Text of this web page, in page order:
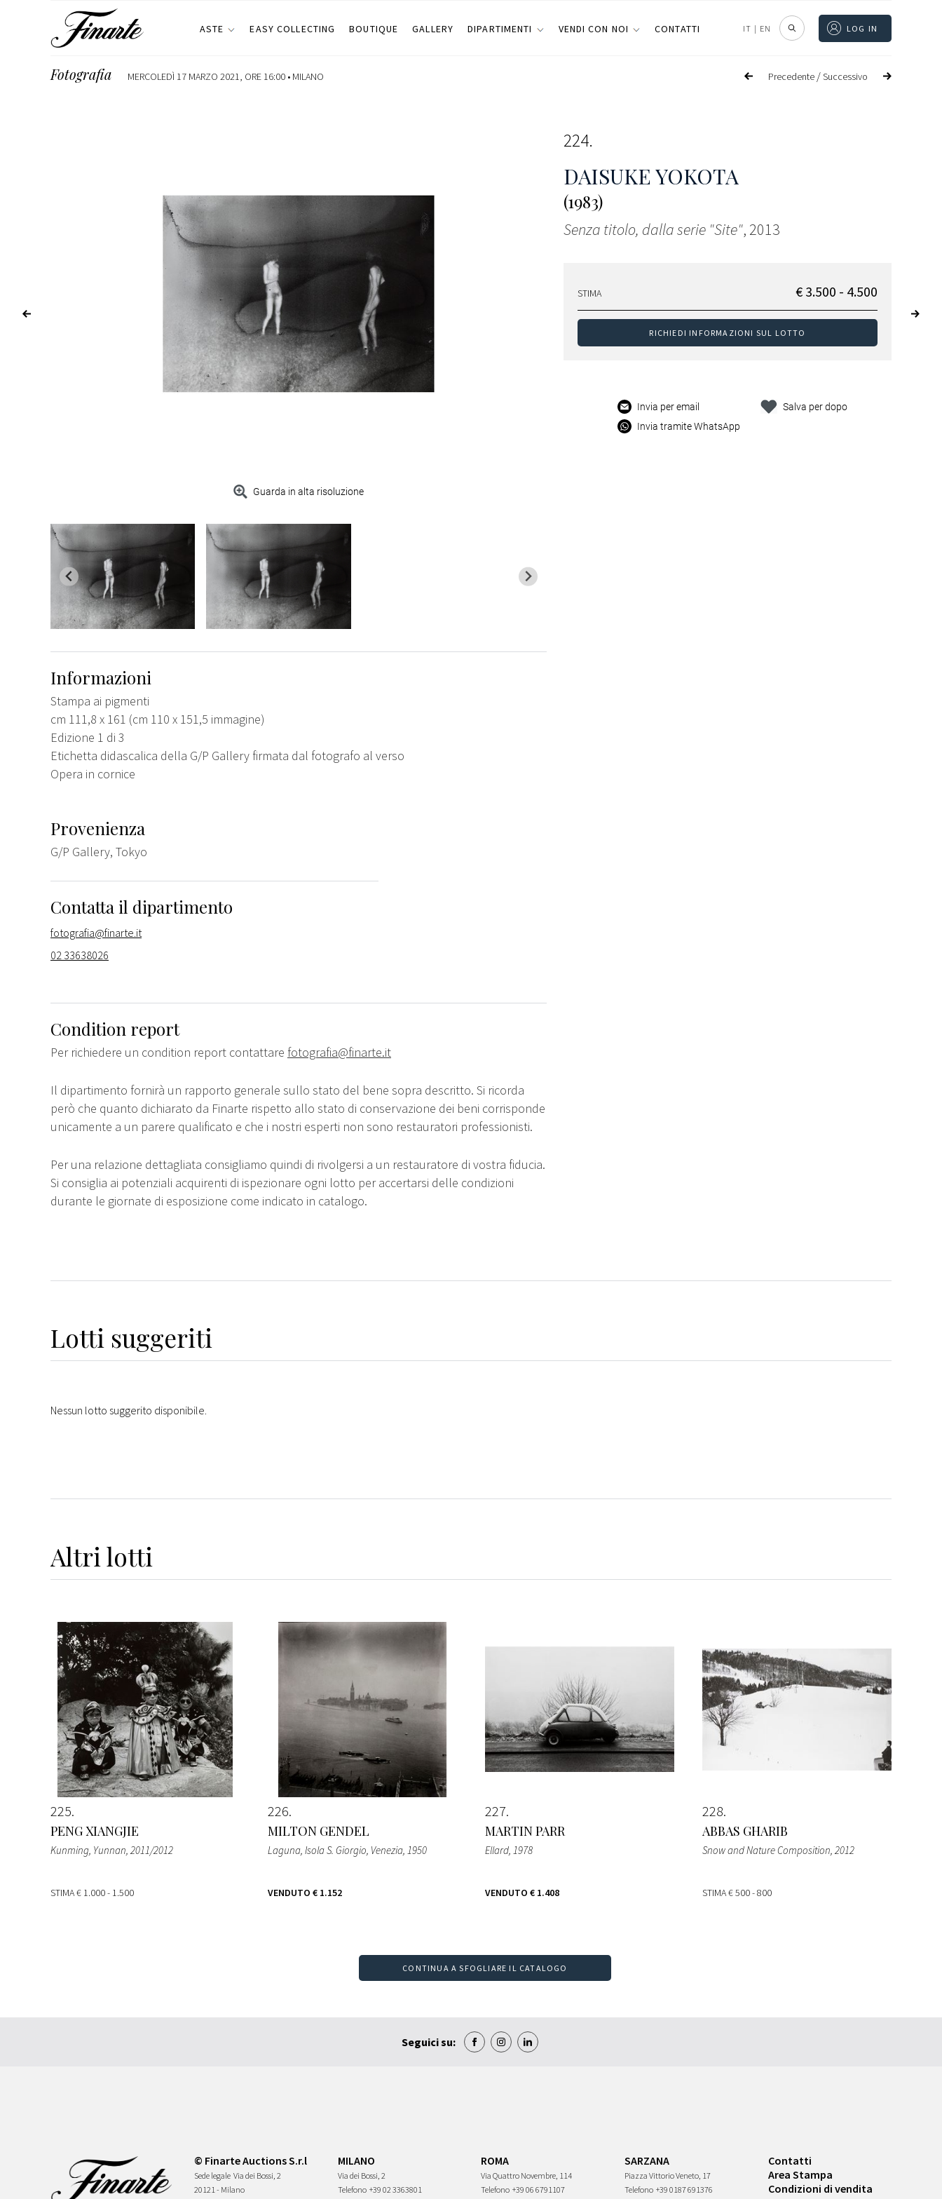
ASTE EASY COLLECTING BOUTIQUE GALLERY DIPARTIMENTI VENDI CON NOI CONTATTI IT | EN LOG IN
Precedente /Successivo
Fotografia MERCOLEDÌ 17 MARZO 2021, ORE 16:00 • MILANO
Guarda in alta risoluzione
224
DAISUKE YOKOTA
(1983)
Senza titolo, dalla serie "Site", 2013
STIMA € 3.500 - 4.500
RICHIEDI INFORMAZIONI SUL LOTTO
Invia per email
Invia tramite WhatsApp
Salva per dopo
Informazioni
Stampa ai pigmenti
cm 111,8 x 161 (cm 110 x 151,5 immagine)
Edizione 1 di 3
Etichetta didascalica della G/P Gallery firmata dal fotografo al verso
Opera in cornice
Provenienza
G/P Gallery, Tokyo
Contatta il dipartimento
fotografia@finarte.it
02 33638026
Condition report
Per richiedere un condition report contattare fotografia@finarte.it
Il dipartimento fornirà un rapporto generale sullo stato del bene sopra descritto. Si ricorda
però che quanto dichiarato da Finarte rispetto allo stato di conservazione dei beni corrisponde
unicamente a un parere qualificato e che i nostri esperti non sono restauratori professionisti.
Per una relazione dettagliata consigliamo quindi di rivolgersi a un restauratore di vostra fiducia.
Si consiglia ai potenziali acquirenti di ispezionare ogni lotto per accertarsi delle condizioni
durante le giornate di esposizione come indicato in catalogo.
Lotti suggeriti
Nessun lotto suggerito disponibile.
Altri lotti
225
PENG XIANGJIE
Kunming, Yunnan, 2011/2012
STIMA€ 1.000 - 1.500
226
MILTON GENDEL
Laguna, Isola S. Giorgio, Venezia, 1950
VENDUTO € 1.152
227
MARTIN PARR
Ellard, 1978
VENDUTO € 1.408
228
ABBAS GHARIB
Snow and Nature Composition, 2012
STIMA€ 500 - 800
CONTINUA A SFOGLIARE IL CATALOGO
Seguici su:
© Finarte Auctions S.r.l
Sede legale Via dei Bossi, 2
20121 - Milano
MILANO
Via dei Bossi, 2
Telefono +39 02 3363801
ROMA
Via Quattro Novembre, 114
Telefono +39 06 6791107
SARZANA
Piazza Vittorio Veneto, 17
Telefono +39 0187 691376
Contatti
Area Stampa
Condizioni di vendita